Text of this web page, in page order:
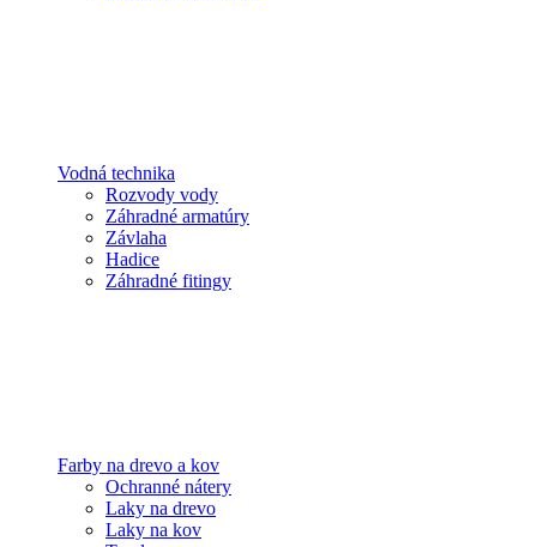
Vodná technika
Rozvody vody
Záhradné armatúry
Závlaha
Hadice
Záhradné fitingy
Farby na drevo a kov
Ochranné nátery
Laky na drevo
Laky na kov